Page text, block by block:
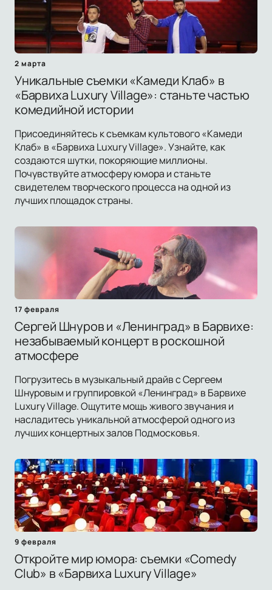
2 марта
Уникальные съемки «Камеди Клаб» в
«Барвиха Luxury Village»: станьте частью
комедийной истории
Присоединяйтесь к съемкам культового «Камеди
Клаб» в «Барвиха Luxury Village». Узнайте, как
создаются шутки, покоряющие миллионы.
Почувствуйте атмосферу юмора и станьте
свидетелем творческого процесса на одной из
лучших площадок страны.
17 февраля
Сергей Шнуров и «Ленинград» в Барвихе:
незабываемый концерт в роскошной
атмосфере
Погрузитесь в музыкальный драйв с Сергеем
Шнуровым и группировкой «Ленинград» в Барвихе
Luxury Village. Ощутите мощь живого звучания и
насладитесь уникальной атмосферой одного из
лучших концертных залов Подмосковья.
9 февраля
Откройте мир юмора: съемки «Comedy
Club» в «Барвиха Luxury Village»